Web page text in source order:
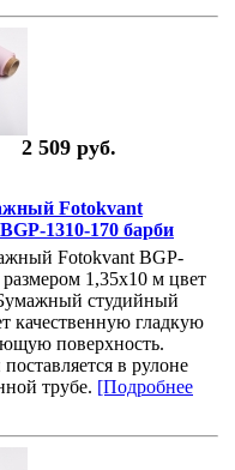
2 509 руб.
Fotokvant
1310-170 барби
Fotokvant BGP-
1,35х10 м цвет
студийный
качественную гладкую
поверхность.
в рулоне
трубе. [Подробнее